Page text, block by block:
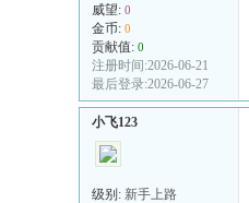
威望: 0
金币: 0
贡献值: 0
注册时间:2026-06-21
最后登录:2026-06-27
小飞123
级别: 新手上路